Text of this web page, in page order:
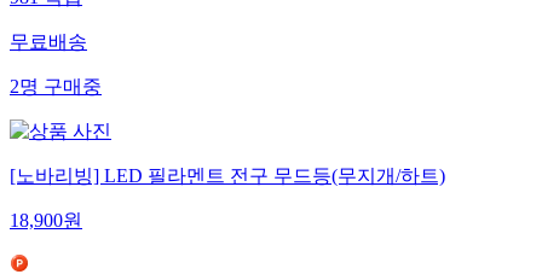
981적립
무료배송
2명구매중
[노바리빙] LED 필라멘트 전구 무드등(무지개/하트)
18,900원